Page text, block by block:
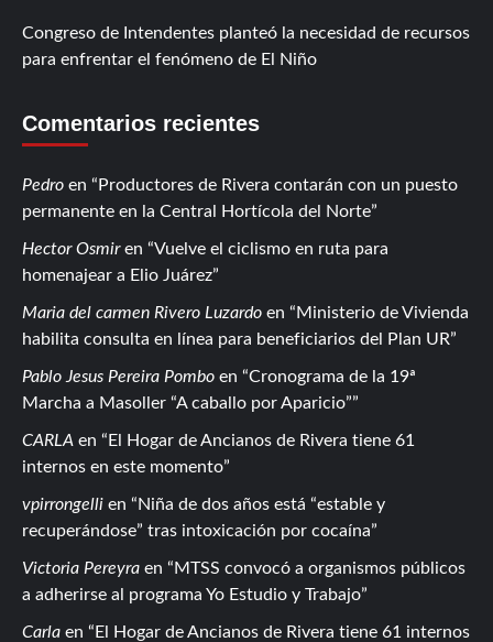
Congreso de Intendentes planteó la necesidad de recursos
para enfrentar el fenómeno de El Niño
Comentarios recientes
Pedro en
Productores de Rivera contarán con un puesto
permanente en la Central Hortícola del Norte
Hector Osmiren
Vuelve el ciclismo en ruta para
homenajear a Elio Juárez
Maria del carmen Rivero Luzardo en
Ministerio de Vivienda
habilita consulta en línea para beneficiarios del Plan UR
Pablo Jesus Pereira Pombo en
Cronograma de la 19ª
Marcha a Masoller “A caballo por Aparicio”
CARLA en
El Hogar de Ancianos de Rivera tiene 61
internos en este momento
vpirrongelli en
Niña de dos años está “estable y
recuperándose” tras intoxicación por cocaína
Victoria Pereyra en
MTSS convocó a organismos públicos
a adherirse al programa Yo Estudio y Trabajo
Carla en El Hogar de Ancianos de Rivera tiene 61 internos